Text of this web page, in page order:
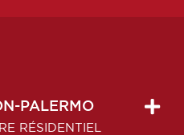
PALERMO
RÉSIDENTIEL